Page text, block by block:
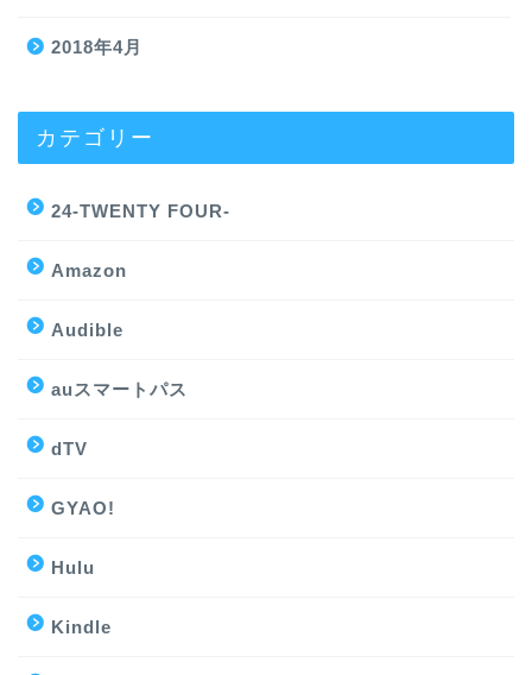
2018年4月
カテゴリー
24-TWENTY FOUR-
Amazon
Audible
auスマートパス
dTV
GYAO!
Hulu
Kindle